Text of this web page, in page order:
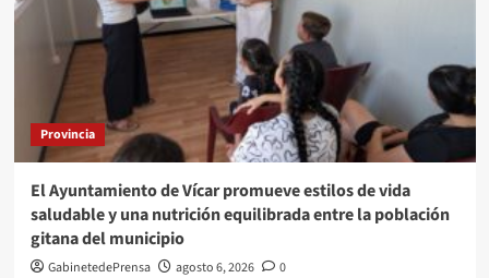
Provincia
El Ayuntamiento de Vícar promueve estilos de vida
saludable y una nutrición equilibrada entre la población
gitana del municipio
GabinetedePrensa agosto 6, 2026 0